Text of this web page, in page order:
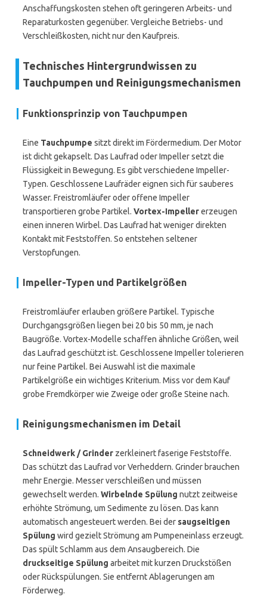
Anschaffungskosten stehen oft geringeren Arbeits- und
Reparaturkosten gegenüber. Vergleiche Betriebs- und
Verschleißkosten, nicht nur den Kaufpreis.
Technisches Hintergrundwissen zu
Tauchpumpen und Reinigungsmechanismen
Funktionsprinzip von Tauchpumpen
Eine Tauchpumpe sitzt direkt im Fördermedium. Der Motor
ist dicht gekapselt. Das Laufrad oder Impeller setzt die
Flüssigkeit in Bewegung. Es gibt verschiedene Impeller-
Typen. Geschlossene Laufräder eignen sich für sauberes
Wasser. Freistromläufer oder offene Impeller
transportieren grobe Partikel. Vortex-Impellererzeugen
einen inneren Wirbel. Das Laufrad hat weniger direkten
Kontakt mit Feststoffen. So entstehen seltener
Verstopfungen.
Impeller-Typen und Partikelgrößen
Freistromläufer erlauben größere Partikel. Typische
Durchgangsgrößen liegen bei 20 bis 50 mm, je nach
Baugröße. Vortex-Modelle schaffen ähnliche Größen, weil
das Laufrad geschützt ist. Geschlossene Impeller tolerieren
nur feine Partikel. Bei Auswahl ist die maximale
Partikelgröße ein wichtiges Kriterium. Miss vor dem Kauf
grobe Fremdkörper wie Zweige oder große Steine nach.
Reinigungsmechanismen im Detail
Schneidwerk / Grinder zerkleinert faserige Feststoffe.
Das schützt das Laufrad vor Verheddern. Grinder brauchen
mehr Energie. Messer verschleißen und müssen
gewechselt werden. Wirbelnde Spülung nutzt zeitweise
erhöhte Strömung, um Sedimente zu lösen. Das kann
automatisch angesteuert werden. Bei der saugseitigen
Spülung wird gezielt Strömung am Pumpeneinlass erzeugt.
Das spült Schlamm aus dem Ansaugbereich. Die
druckseitige Spülung arbeitet mit kurzen Druckstößen
oder Rückspülungen. Sie entfernt Ablagerungen am
Förderweg.